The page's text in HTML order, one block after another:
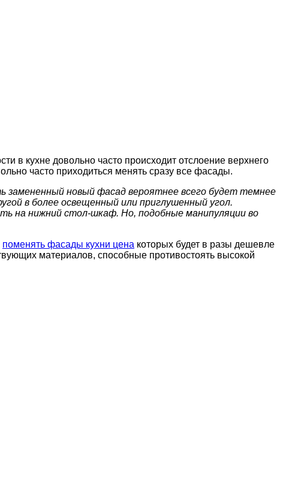
в кухне довольно часто происходит отслоение верхнего
часто приходиться менять сразу все фасады.
замененный новый фасад вероятнее всего будет темнее
в более освещенный или приглушенный угол.
на нижний стол-шкаф. Но, подобные манипуляции во
поменять фасады кухни цена которых будет в разы дешевле
материалов, способные противостоять высокой